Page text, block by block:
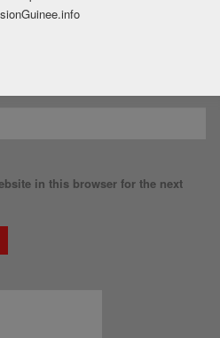
in this browser for the next